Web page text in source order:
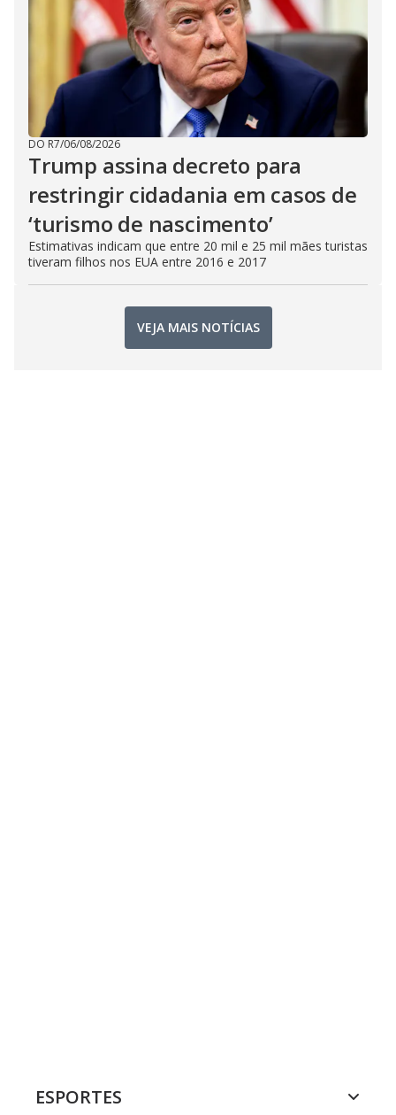
DO R7/06/08/2026
Trump assina decreto para
restringir cidadania em casos de
‘turismo de nascimento’
Estimativas indicam que entre 20 mil e 25 mil mães turistas
tiveram filhos nos EUA entre 2016 e 2017
VEJA MAIS NOTÍCIAS
ESPORTES